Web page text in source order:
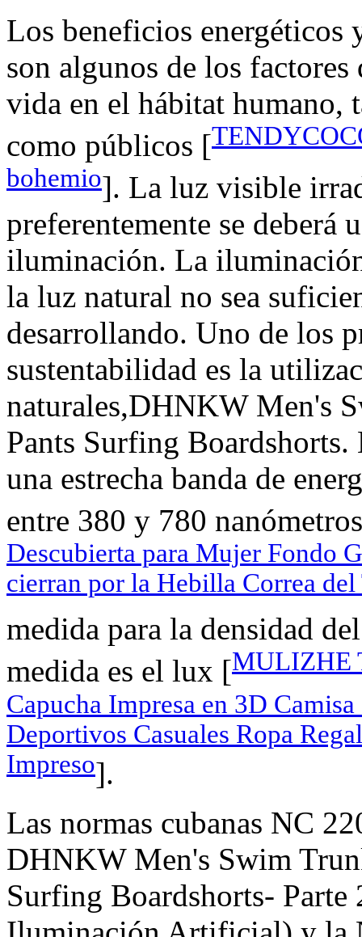
Los beneficios
son algunos de los
vida en el hábitat humano,
como públicos [
bohemio]. La luz visible
preferentemente se deberá
iluminación. La
la luz natural no sea
desarrollando. Uno de los
sustentabilidad es la
naturales,DHNKW Men's
Pants Surfing Boardshorts.
una estrecha banda de
entre 380 y 780
Descubierta para Mujer Fondo
cierran por la Hebilla Correa
medida para la densidad
medida es el lux [MULIZHE
Capucha Impresa en 3D
Deportivos Casuales Ropa
Impreso].
Las normas cubanas NC
DHNKW Men's Swim
Surfing Boardshorts- Parte